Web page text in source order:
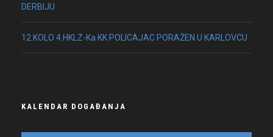
DERBIJU
12.KOLO 4.HKLZ-Ka KK POLICAJAC PORAŽEN U KARLOVCU
KALENDAR DOGAĐANJA